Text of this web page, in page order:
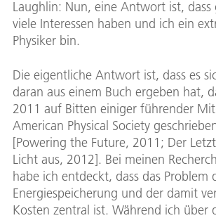
Laughlin: Nun, eine Antwort ist, dass
viele Interessen haben und ich ein
Physiker bin.
Die eigentliche Antwort ist, dass es
daran aus einem Buch ergeben hat,
2011 auf Bitten einiger führender
American Physical Society
[Powering the Future, 2011; Der
Licht aus, 2012]. Bei meinen
habe ich entdeckt, dass das Problem
Energiespeicherung und der damit
Kosten zentral ist. Während ich über